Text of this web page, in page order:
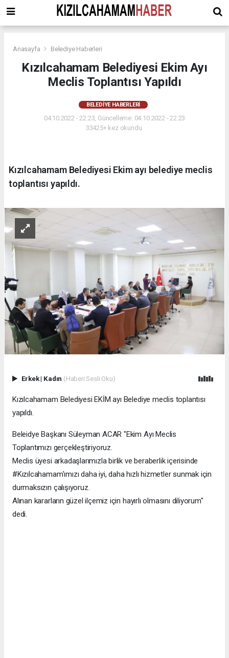
Anasayfa Belediye Haberleri
Kızılcahamam Belediyesi Ekim Ayı
Meclis Toplantısı Yapıldı
BELEDIYE HABERLERI
04.10.2022 - 22:23, Güncelleme: 04.10.2022 - 22:23
33425+ kez okundu.
Kızılcahamam Belediyesi Ekim ayı belediye meclis
toplantısı yapıldı.
Erkek| Kadın (Haberi Sesli Oku)
Kızılcahamam Belediyesi EKİM ayı Belediye meclis toplantısı
yapıldı.
Beleidye Başkanı Süleyman ACAR "Ekim Ayı Meclis
Toplantımızı gerçekleştiriyoruz.
Meclis üyesi arkadaşlarımızla birlik ve beraberlik içerisinde
#Kızılcahamam'ımızı daha iyi, daha hızlı hizmetler sunmak için
durmaksızın çalışıyoruz.
Alınan kararların güzel ilçemiz için hayırlı olmasını diliyorum"
dedi.